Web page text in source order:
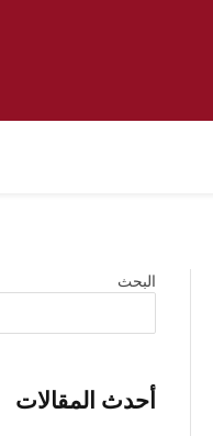
البحث
أحدث المقالات